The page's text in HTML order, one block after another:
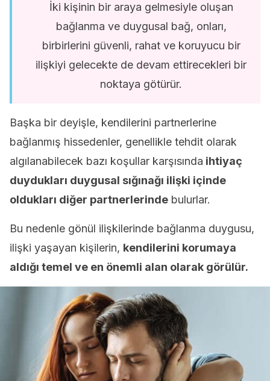
İki kişinin bir araya gelmesiyle oluşan
bağlanma ve duygusal bağ, onları,
birbirlerini güvenli, rahat ve koruyucu bir
ilişkiyi gelecekte de devam ettirecekleri bir
noktaya götürür.
Başka bir deyişle, kendilerini partnerlerine
bağlanmış hissedenler, genellikle tehdit olarak
algılanabilecek bazı koşullar karşısında ihtiyaç
duydukları duygusal sığınağı ilişki içinde
oldukları diğer partnerlerinde bulurlar.
Bu nedenle gönül ilişkilerinde bağlanma duygusu,
ilişki yaşayan kişilerin, kendilerini korumaya
aldığı temel ve en önemli alan olarak görülür.